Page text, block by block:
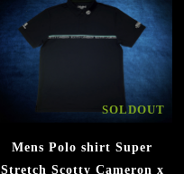
SOLDOUT
Mens Polo shirt Super
Stretch Scotty Cameron x